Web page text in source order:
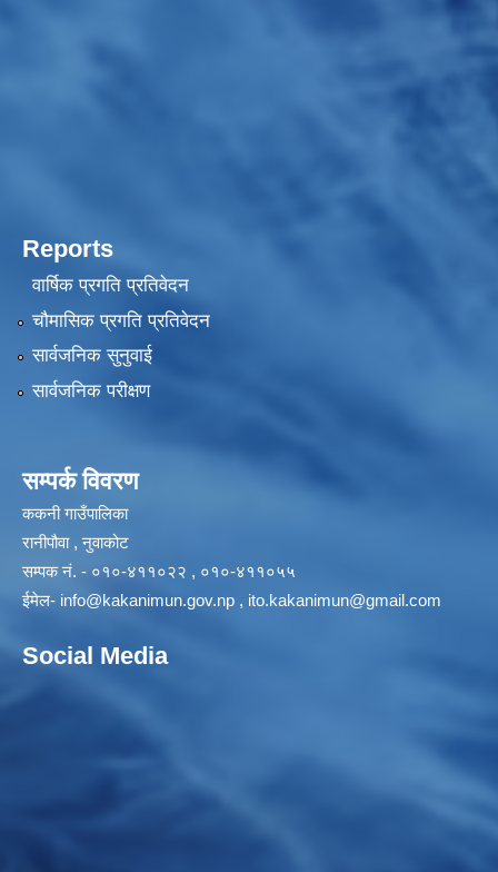
Reports
वार्षिक प्रगति प्रतिवेदन
चौमासिक प्रगति प्रतिवेदन
सार्वजनिक सुनुवाई
सार्वजनिक परीक्षण
सम्पर्क विवरण
ककनी गाउँपालिका
रानीपौवा , नुवाकोट
सम्पक नं. - ०१०-४११०२२ , ०१०-४११०५५
ईमेल- info@kakanimun.gov.np , ito.kakanimun@gmail.com
Social Media